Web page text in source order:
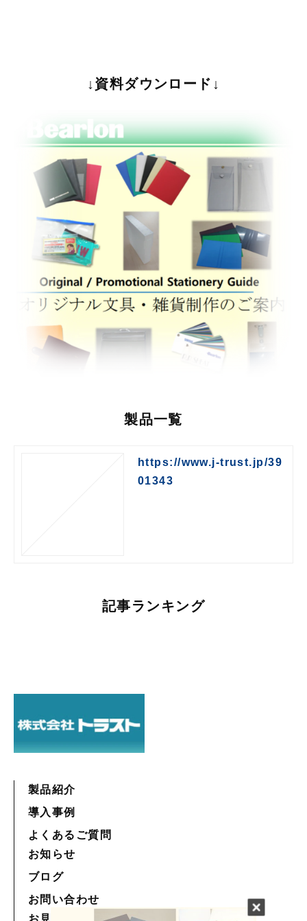
↓資料ダウンロード↓
製品一覧
https://www.j-trust.jp/39
01343
記事ランキング
製品紹介
導入事例
よくあるご質問
お知らせ
ブログ
お問い合わせ